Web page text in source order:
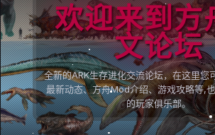
欢迎来到方
文论坛
全新的ARK生存进化交流论坛，在这里您
最新动态、方舟Mod介绍、游戏攻略等,
的玩家俱乐部。